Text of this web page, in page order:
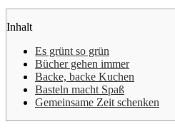
Inhalt
Es grünt so grün
Bücher gehen immer
Backe, backe Kuchen
Basteln macht Spaß
Gemeinsame Zeit schenken